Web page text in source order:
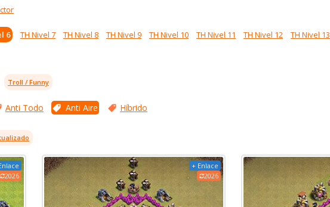
6 TH Nivel 7 TH Nivel 8 TH Nivel 9 TH Nivel 10 TH Nivel 11 TH Nivel 12 TH Nivel 13
Troll / Funny
Anti Todo Anti Aire Híbrido
2026
+ Enlace
2026